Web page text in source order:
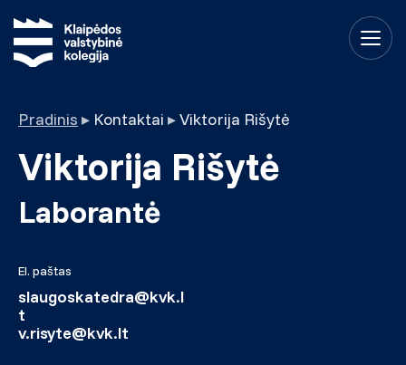
Pradinis ▸ Kontaktai ▸Viktorija Rišytė
Viktorija Rišytė
Laborantė
El. paštas
slaugoskatedra@kvk.l
t
v.risyte@kvk.lt